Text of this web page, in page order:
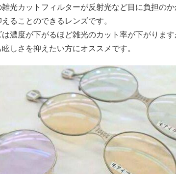
雑光カットフィルターが反射光など目に負担の
ることのできるレンズです。
濃度が下がるほど雑光のカット率が下がりま
しさを抑えたい方にオススメです。